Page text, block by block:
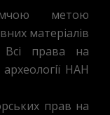
метою
матеріалів
Всі права на
НАН
прав на